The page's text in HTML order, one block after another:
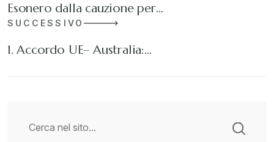
Esonero dalla cauzione per…
SUCCESSIVO
1. Accordo UE– Australia:…